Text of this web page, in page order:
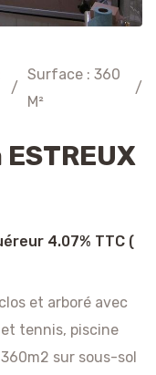
/
Surface : 360
M²
/
4.07% TTC (
et arboré avec
tennis, piscine
sur sous-sol